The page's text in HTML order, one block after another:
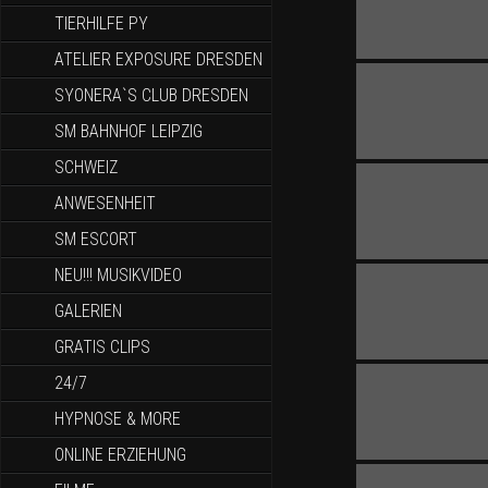
TIERHILFE PY
ATELIER EXPOSURE DRESDEN
SYONERA`S CLUB DRESDEN
SM BAHNHOF LEIPZIG
SCHWEIZ
ANWESENHEIT
SM ESCORT
NEU!!! MUSIKVIDEO
GALERIEN
GRATIS CLIPS
24/7
HYPNOSE & MORE
ONLINE ERZIEHUNG